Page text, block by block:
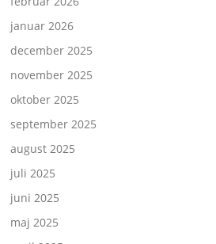
januar 2026
december 2025
november 2025
oktober 2025
september 2025
august 2025
juli 2025
juni 2025
maj 2025